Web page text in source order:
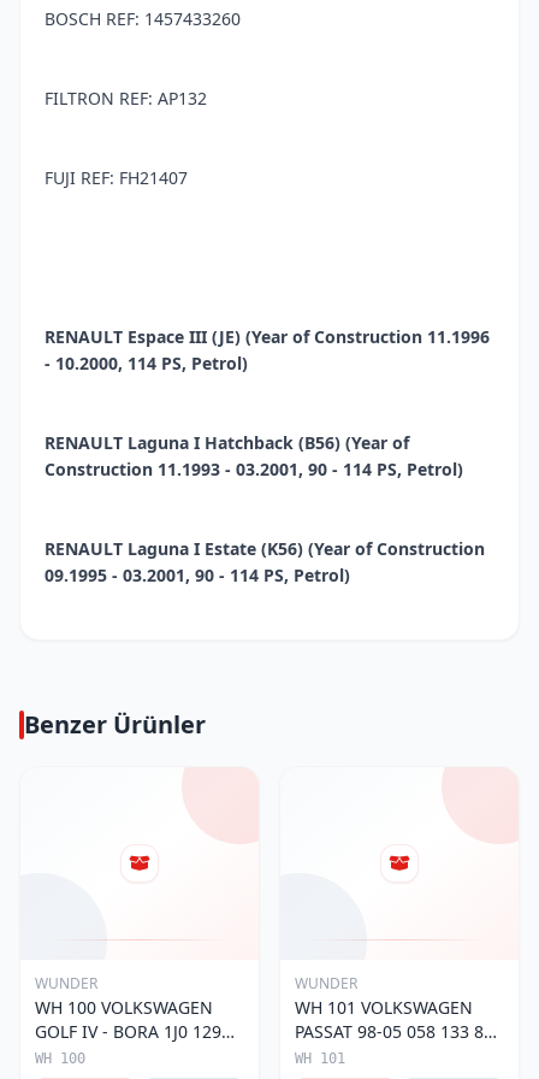
BOSCH REF: 1457433260
FILTRON REF: AP132
FUJI REF: FH21407
RENAULT Espace III (JE) (Year of Construction 11.1996
- 10.2000, 114 PS, Petrol)
RENAULT Laguna I Hatchback (B56) (Year of
Construction 11.1993 - 03.2001, 90 - 114 PS, Petrol)
RENAULT Laguna I Estate (K56) (Year of Construction
09.1995 - 03.2001, 90 - 114 PS, Petrol)
Benzer Ürünler
WUNDER
WH 100 VOLKSWAGEN
GOLF IV - BORA 1J0 129
620 Hava Filtresi
WH 100
WUNDER
WH 101 VOLKSWAGEN
PASSAT 98-05 058 133 843
Hava Filtresi
WH 101